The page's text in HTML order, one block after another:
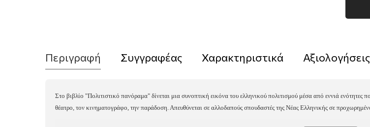
Περιγραφή Συγγραφέας Χαρακτηριστικά Αξιολογήσεις
Στο βιβλίο "Πολιτιστικό πανόραμα" δίνεται μια συνοπτική εικόνα του ελληνικού πολιτισμού μέσα από εννιά
θέατρο, τον κινηματογράφο, την παράδοση. Απευθύνεται σε αλλοδαπούς σπουδαστές της Νέας Ελληνικής σε